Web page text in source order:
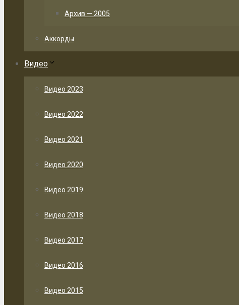
Архив — 2005
Аккорды
Видео
Видео 2023
Видео 2022
Видео 2021
Видео 2020
Видео 2019
Видео 2018
Видео 2017
Видео 2016
Видео 2015